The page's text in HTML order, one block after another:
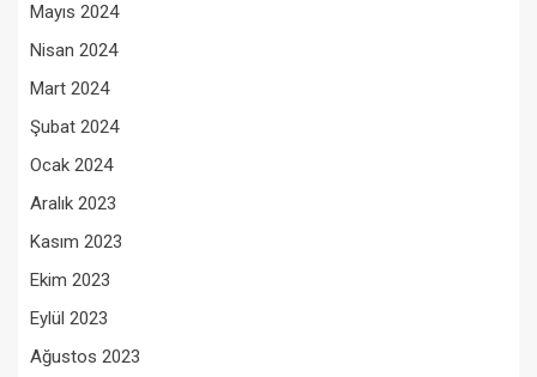
Mayıs 2024
Nisan 2024
Mart 2024
Şubat 2024
Ocak 2024
Aralık 2023
Kasım 2023
Ekim 2023
Eylül 2023
Ağustos 2023